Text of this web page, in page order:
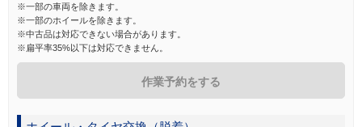
※一部の車両を除きます。
※一部のホイールを除きます。
※中古品は対応できない場合があります。
※扁平率35%以下は対応できません。
作業予約をする